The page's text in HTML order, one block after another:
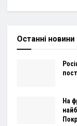
Останні новини
На